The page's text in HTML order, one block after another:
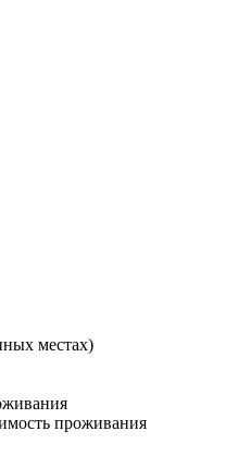
местах)
проживания